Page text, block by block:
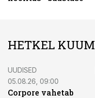
HETKEL KUUM
UUDISED
05.08.26, 09:00
Corpore vahetab